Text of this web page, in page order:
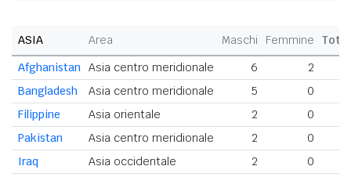
ASIA Area Maschi Femmine
Afghanistan Asia centro meridionale 6 2
Bangladesh
Asia centro meridionale 5 0
Filippine
Asia orientale 2
0
Pakistan
Asia centro meridionale 2
0
Iraq
Asia occidentale 2 0